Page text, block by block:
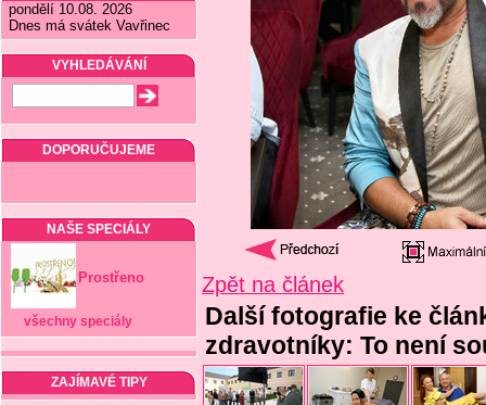
pondělí 10.08. 2026
Dnes má svátek Vavřinec
VYHLEDÁVÁNÍ
DOPORUČUJEME
NAŠE SPECIÁLY
Prostřeno
všechny speciály
ZAJÍMAVÉ TIPY
Zpět na článek
Další fotografie ke
zdravotníky: To není